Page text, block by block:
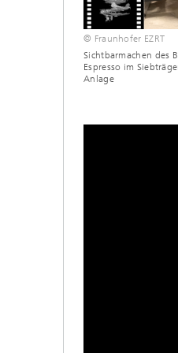
© Fraunhofer EZRT
Sichtbarmachen des
Espresso im
Anlage